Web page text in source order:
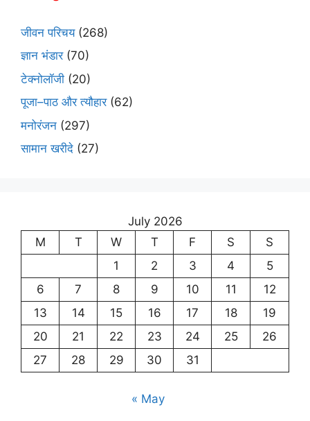
जीवन परिचय(268)
ज्ञान भंडार(70)
टेक्नोलॉजी (20)
पूजा–पाठ और त्यौहार(62)
मनोरंजन (297)
सामान खरीदे (27)
July 2026
M
T W T F S
S
1
2 3 4
5
6
7 8 9 10 11
12
13
14 15 16 17 18
19
20
21 22 23 24 25
26
27
28 29 30 31
« May